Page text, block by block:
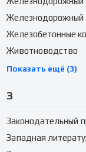
Железнодорожный
Железобетонные
Животноводство
Показать ещё (3)
З
Законодательный
Западная